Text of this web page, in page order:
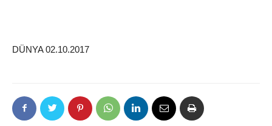
DÜNYA 02.10.2017